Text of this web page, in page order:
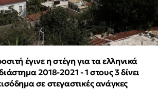
έγινε η στέγη για τα ελληνικά
2018-2021 - 1 στους 3 δίνει
σε στεγαστικές ανάγκες